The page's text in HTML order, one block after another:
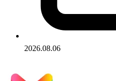
2026.08.06